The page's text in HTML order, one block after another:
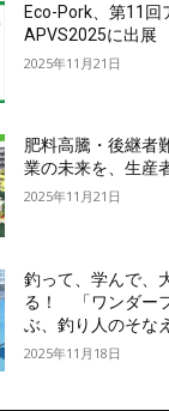
Eco-Pork、第11
APVS2025に出展
2025年11月21日
肥料高騰・後継者
業の未来を、生産
2025年11月21日
釣って、学んで、
る！ 「ワンダー
ぶ、釣り人のそな
2025年11月18日